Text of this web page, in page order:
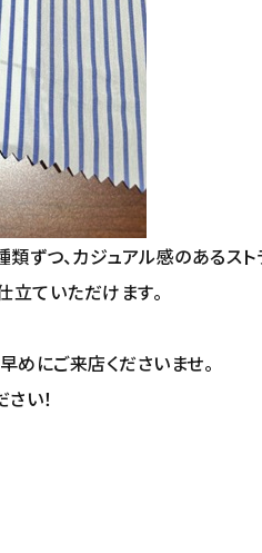
ずつ、カジュアル感のあるス
ていただけます。
にご来店くださいませ。
い！